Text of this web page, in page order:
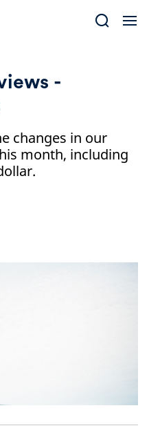
-
changes in our
month, including